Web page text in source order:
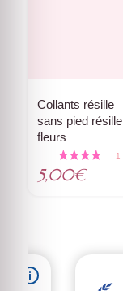
Collants résille
sans pied résille
fleurs
5,00€